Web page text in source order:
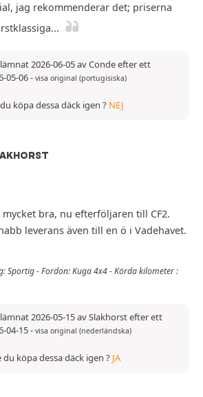
jag rekommenderar det; priserna
2026-06-05 av Conde efter ett
05-06- visa original (portugisiska)
köpa dessa däck igen ? NEJ
bra, nu efterföljaren till CF2.
leverans även till en ö i Vadehavet.
Sportig - Fordon: Kuga 4x4 - Körda kilometer :
2026-05-15 av Slakhorst efter ett
04-15- visa original (nederländska)
du köpa dessa däck igen ? JA